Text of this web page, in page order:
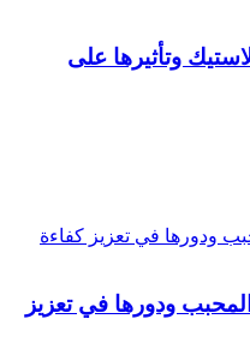
وتأثيرها على
ودورها في تعزيز